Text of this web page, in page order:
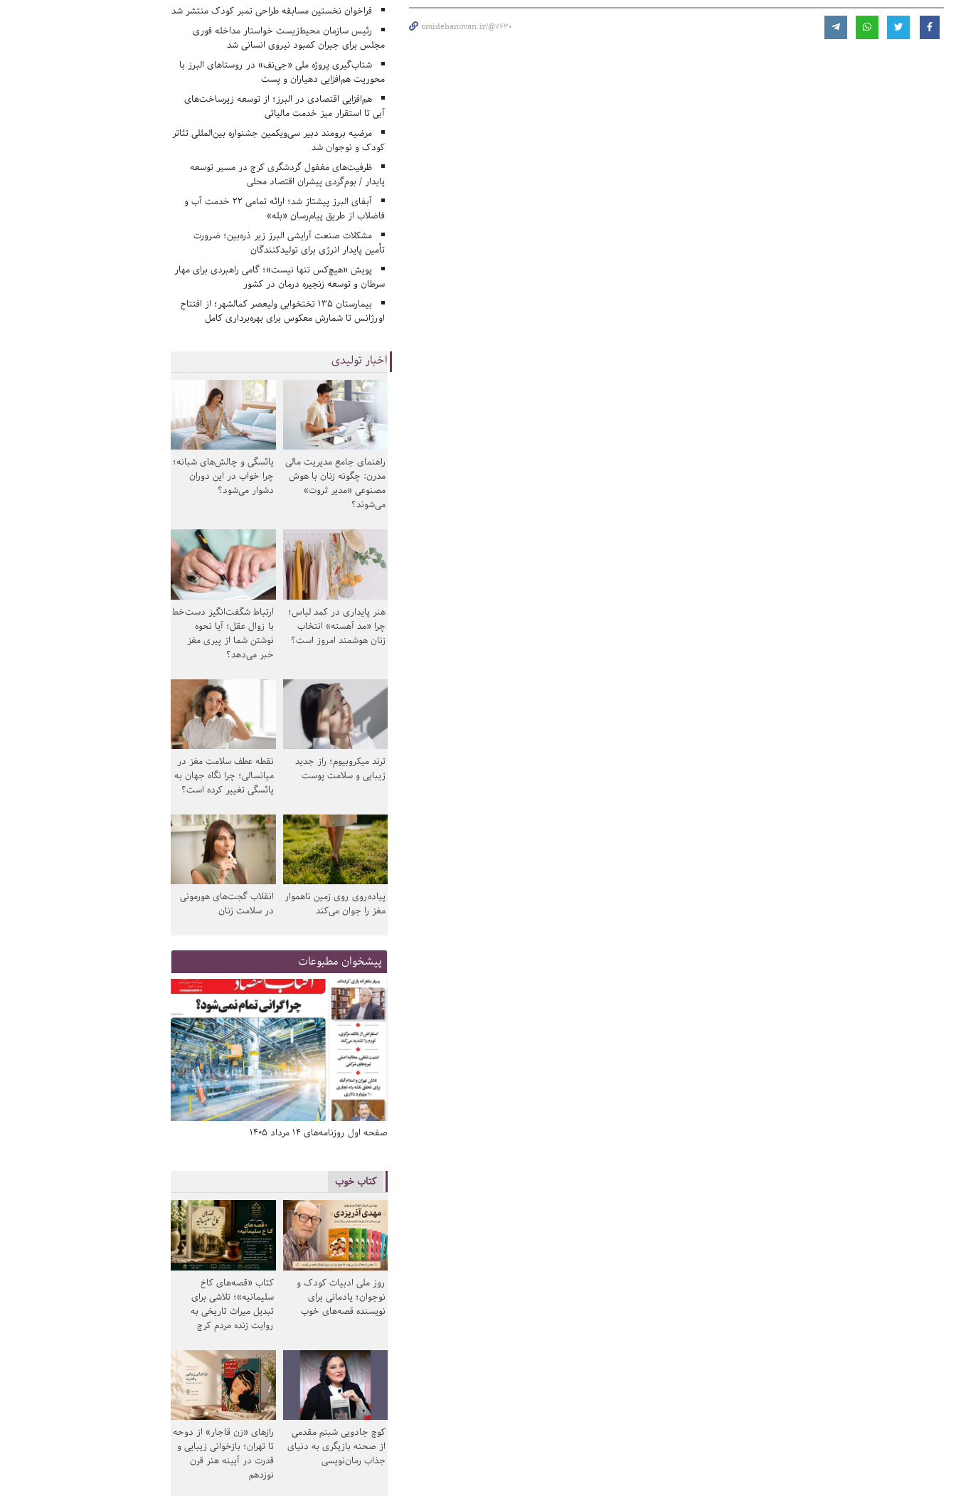
omidebanovan.ir/@7630
فراخوان نخستین مسابقه طراحی تمبر کودک منتشر شد
رئیس سازمان محیط‌زیست خواستار مداخله فوری
مجلس برای جبران کمبود نیروی انسانی شد
شتاب‌گیری پروژه ملی «جی‌نف» در روستاهای البرز با
محوریت هم‌افزایی دهیاران و پست
هم‌افزایی اقتصادی در البرز؛ از توسعه زیرساخت‌های
آبی تا استقرار میز خدمت مالیاتی
مرضیه برومند دبیر سی‌ویکمین جشنواره بین‌المللی تئاتر
کودک و نوجوان شد
ظرفیت‌های مغفول گردشگری کرج در مسیر توسعه
پایدار / بوم‌گردی پیشران اقتصاد محلی
آبفای البرز پیشتاز شد؛ ارائه تمامی ۲۲ خدمت آب و
فاضلاب از طریق پیام‌رسان «بله»
مشکلات صنعت آرایشی البرز زیر ذره‌بین؛ ضرورت
تأمین پایدار انرژی برای تولیدکنندگان
پویش «هیچ‌کس تنها نیست»؛ گامی راهبردی برای مهار
سرطان و توسعه زنجیره درمان در کشور
بیمارستان ۱۳۵ تختخوابی ولیعصر کمالشهر؛ از افتتاح
اورژانس تا شمارش معکوس برای بهره‌برداری کامل
اخبار تولیدی
راهنمای جامع مدیریت مالی
مدرن: چگونه زنان با هوش
مصنوعی «مدیر ثروت»
می‌شوند؟
یائسگی و چالش‌های شبانه؛
چرا خواب در این دوران
دشوار می‌شود؟
هنر پایداری در کمد لباس؛
چرا «مد آهسته» انتخاب
زنان هوشمند امروز است؟
ارتباط شگفت‌انگیز دست‌خط
با زوال عقل؛ آیا نحوه
نوشتن شما از پیری مغز
خبر می‌دهد؟
ترند میکروبیوم؛ راز جدید
زیبایی و سلامت پوست
نقطه عطف سلامت مغز در
میانسالی؛ چرا نگاه جهان به
یائسگی تغییر کرده است؟
پیاده‌روی روی زمین ناهموار
مغز را جوان می‌کند
انقلاب گجت‌های هورمونی
در سلامت زنان
پیشخوان مطبوعات
صفحه اول روزنامه‌های 14 مرداد 1405
کتاب خوب
روز ملی ادبیات کودک و
نوجوان؛ یادمانی برای
نویسنده قصه‌های خوب
کتاب «قصه‌های کاخ
سلیمانیه»؛ تلاشی برای
تبدیل میراث تاریخی به
روایت زنده مردم کرج
کوچ جادویی شبنم مقدمی
از صحنه بازیگری به دنیای
جذاب رمان‌نویسی
رازهای «زن قاجار» از دوحه
تا تهران؛ بازخوانی زیبایی و
قدرت در آیینه هنر قرن
نوزدهم